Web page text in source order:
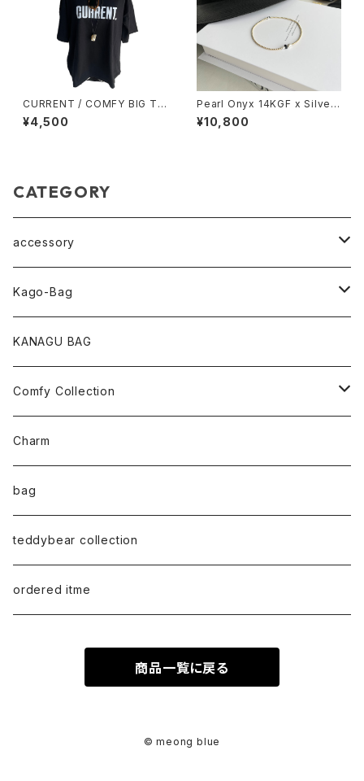
CURRENT / COMFY BIG TE
E / BLACK
¥4,500
Pearl Onyx 14KGF x Silver
/ ストレッチ ループ アンクレット
¥10,800
CATEGORY
accessory
pearl Collection
loop Collection
necklace
bracelet
anklet
earring
Kago-Bag
Oval / onehandle
shoulder
M size
L size
ML（12ｘ8）
tote style
紅籐 / arorog / Lacak bag
KANAGU BAG
Comfy Collection
T-shirt
Long sleeve
Sweat
Charm
bag
teddybear collection
ordered itme
商品一覧に戻る
© meong blue